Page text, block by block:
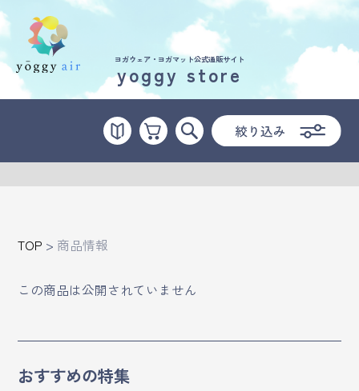
受講の流れ
料金について
インストラクター一覧
yoggy magazine
yoggy mommy
ヨガウェア・ヨガマット公式通販サイト
yoggy store
TOP > 商品情報
この商品は公開されていません
おすすめの特集